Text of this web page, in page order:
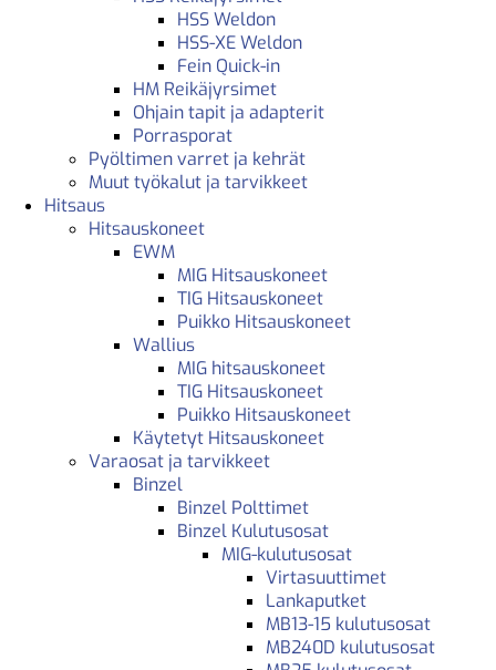
HSS Weldon
HSS-XE Weldon
Fein Quick-in
HM Reikäjyrsimet
Ohjain tapit ja adapterit
Porrasporat
Pyöltimen varret ja kehrät
Muut työkalut ja tarvikkeet
Hitsaus
Hitsauskoneet
EWM
MIG Hitsauskoneet
TIG Hitsauskoneet
Puikko Hitsauskoneet
Wallius
MIG hitsauskoneet
TIG Hitsauskoneet
Puikko Hitsauskoneet
Käytetyt Hitsauskoneet
Varaosat ja tarvikkeet
Binzel
Binzel Polttimet
Binzel Kulutusosat
MIG-kulutusosat
Virtasuuttimet
Lankaputket
MB13-15 kulutusosat
MB240D kulutusosat